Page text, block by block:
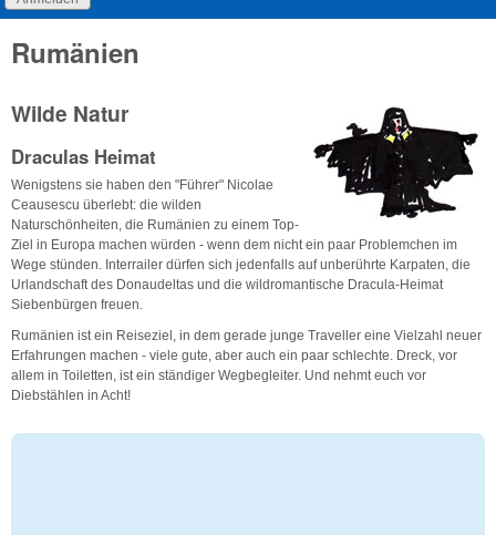
Rumänien
Wilde Natur
Draculas Heimat
Wenigstens sie haben den "Führer" Nicolae
Ceausescu überlebt: die wilden
Naturschönheiten, die Rumänien zu einem Top-
Ziel in Europa machen würden - wenn dem nicht ein paar Problemchen im
Wege stünden. Interrailer dürfen sich jedenfalls auf unberührte Karpaten, die
Urlandschaft des Donaudeltas und die wildromantische Dracula-Heimat
Siebenbürgen freuen.
Rumänien ist ein Reiseziel, in dem gerade junge Traveller eine Vielzahl neuer
Erfahrungen machen - viele gute, aber auch ein paar schlechte. Dreck, vor
allem in Toiletten, ist ein ständiger Wegbegleiter. Und nehmt euch vor
Diebstählen in Acht!